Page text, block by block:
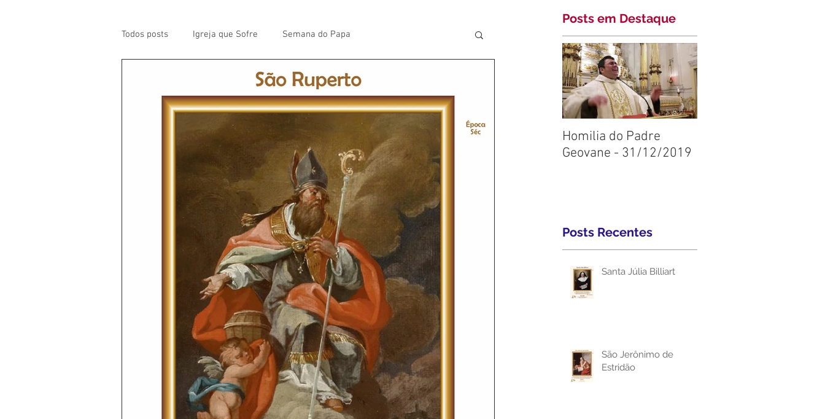
Todos posts Igreja que Sofre Semana do Papa
Palavras do Padre Geovane
Santos da Semana Artigos
Pároco Atual Homilias Paróquia Padroeira
Aconteceu Video do Papa Boletim
Nossa Senhora Homilia Dominical Confissão
Padre Bruno Avisos 2 Crítica Cinema Turismo Cifras
Padre Godofredo Padre Mottinha Interno Igreja Eventos
Posts em Destaque
Homilia do Padre
Geovane - 31/12/2019
Posts Recentes
Santa Júlia Billiart
São Jerônimo de
Estridão